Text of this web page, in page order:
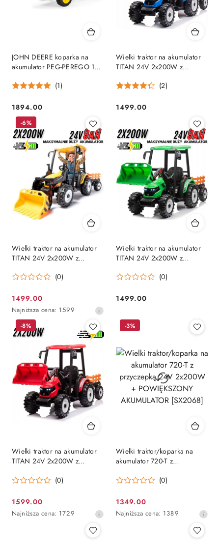
JOHN DEERE koparka na
akumulator PEG-PEREGO 12V
(1)
Cena:
1894.00
Wielki traktor na akumulator
TITAN 24V 2x200W z
niebieski
(2)
Cena:
1499.00
Wielki traktor na akumulator
TITAN 24V 2x200W z
żółty
(0)
Cena
promocyjna:
1499.00
Najniższa
cena
z
30
obniżką
Najniższa cena: 1599
-6%
Wielki traktor na akumulator
TITAN 24V 2x200W z
zielony
(0)
Cena:
1499.00
Wielki traktor na akumulator
TITAN 24V 2x200W z
czerwony
(0)
Cena
promocyjna:
1599.00
Najniższa
Najniższa cena: 1729
-8%
Wielki traktor/koparka na
akumulator 720-T z
POWIĘKSZONY
(0)
Cena
promocyjna:
1349.00
Najniższa
Najniższa cena: 1389
-3%